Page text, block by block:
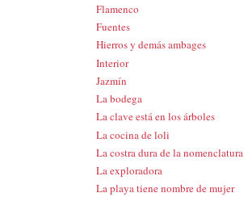
Flamenco
Fuentes
Hierros y demás ambages
Interior
Jazmín
La bodega
La clave está en los árboles
La cocina de loli
La costra dura de la nomenclatura
La exploradora
La playa tiene nombre de mujer